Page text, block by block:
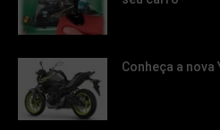
Conheça a nova